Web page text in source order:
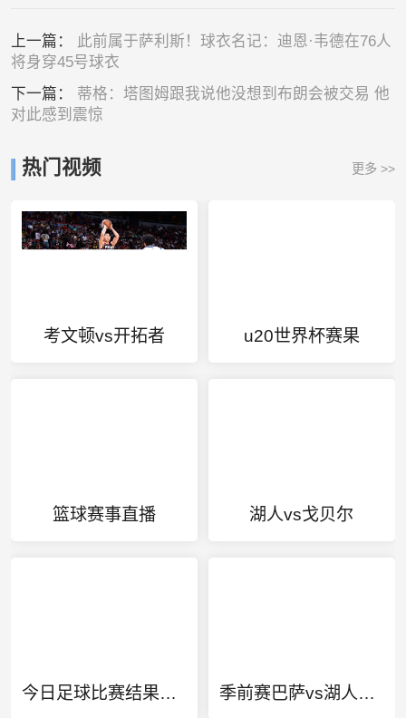
上一篇：
此前属于萨利斯！球衣名记：迪恩·韦德在76人
将身穿45号球衣
下一篇： 蒂格：塔图姆跟我说他没想到布朗会被交易 他
对此感到震惊
热门视频 更多 >>
考文顿vs开拓者 u20世界杯赛果
篮球赛事直播 湖人vs戈贝尔
今日足球比赛结果查询500 季前赛巴萨vs湖人录像